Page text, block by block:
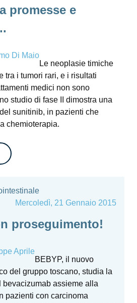
promesse e
Di Maio
Le neoplasie timiche
tra i tumori rari, e i risultati
medici non sono
studio di fase II dimostra una
sunitinib, in pazienti che
chemioterapia.
Mercoledì, 21 Gennaio 2015
proseguimento!
Aprile
BEBYP, il nuovo
del gruppo toscano, studia la
bevacizumab assieme alla
pazienti con carcinoma